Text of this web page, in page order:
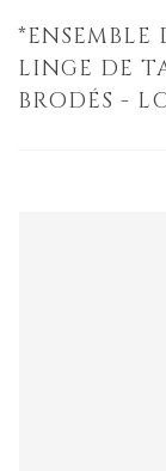
*ENSEMBLE
LINGE DE
BRODÉS -